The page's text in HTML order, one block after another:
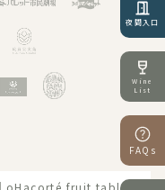
夜間入口
Wine
List
FAQs